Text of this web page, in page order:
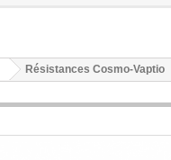
Résistances Cosmo-Vaptio